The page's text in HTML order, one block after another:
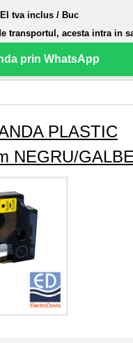
tva inclus / Buc
transportul, acesta intra in
prin WhatsApp
PLASTIC
NEGRU/